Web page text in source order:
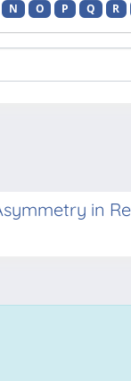
N O P Q R
in